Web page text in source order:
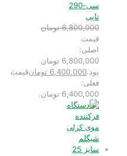
سی-290
تایی
6,800,000 تومان
قیمت
اصلی:
6,800,000 تومان
بود.6,400,000 تومانقیمت
فعلی:
6,400,000 تومان.